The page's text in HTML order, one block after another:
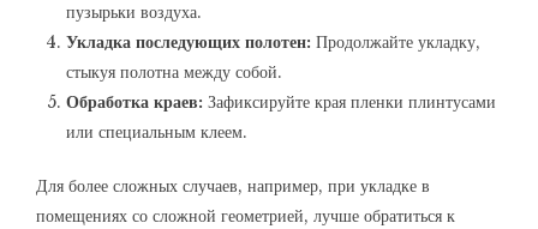
пузырьки воздуха.
Укладка последующих полотен: Продолжайте укладку,
стыкуя полотна между собой.
Обработка краев: Зафиксируйте края пленки плинтусами
или специальным клеем.
Для более сложных случаев, например, при укладке в
помещениях со сложной геометрией, лучше обратиться к